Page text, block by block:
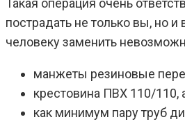
Такая операция очень
пострадать не только вы, но
человеку заменить
манжеты резиновые
крестовина ПВХ 110/
как минимум пару труб